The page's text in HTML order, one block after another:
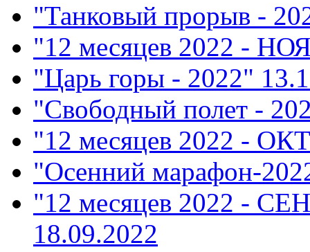
"Танковый прорыв -
"12 месяцев 2022 -
"Царь горы - 2022"
"Свободный полет -
"12 месяцев 2022 -
"Осенний марафон-
"12 месяцев 2022 -
18.09.2022